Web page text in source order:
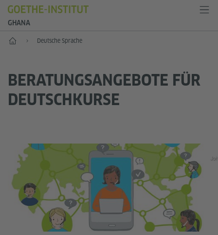
GHANA
Start Deutsche Sprache
BERATUNGSANGEBOTE FÜR
DEUTSCHKURSE